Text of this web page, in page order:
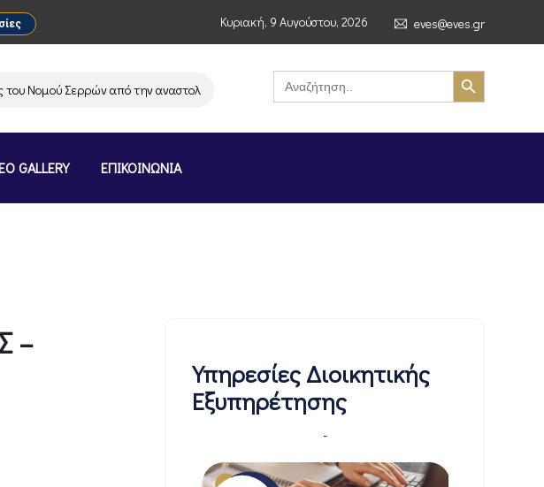
Κυριακή, 9 Αυγούστου, 2026 eves@eves.gr
Νομού Σερρών από την αναστολή λειτουργίας της αλυσίδας σούπερ μάρκετ MERE στην Ελλάδα –
Search
for:
Search Button
GALLERY ΕΠΙΚΟΙΝΩΝΙΑ
–
Υπηρεσίες Διοικητικής
Εξυπηρέτησης
-